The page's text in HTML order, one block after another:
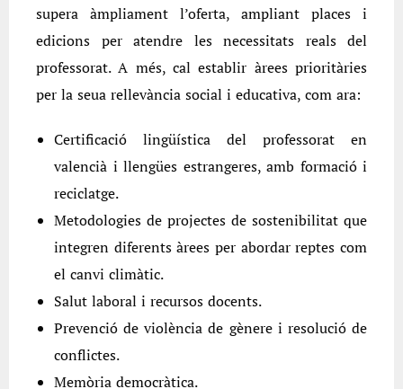
supera àmpliament l’oferta, ampliant places i
edicions per atendre les necessitats reals del
professorat. A més, cal establir àrees prioritàries
per la seua rellevància social i educativa, com ara:
Certificació lingüística del professorat en
valencià i llengües estrangeres, amb formació i
reciclatge.
Metodologies de projectes de sostenibilitat que
integren diferents àrees per abordar reptes com
el canvi climàtic.
Salut laboral i recursos docents.
Prevenció de violència de gènere i resolució de
conflictes.
Memòria democràtica.